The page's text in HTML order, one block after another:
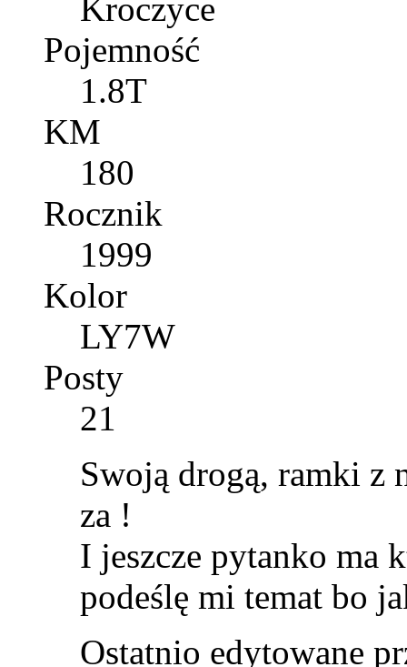
Kroczyce
Pojemność
1.8T
KM
180
Rocznik
1999
Kolor
LY7W
Posty
21
Swoją drogą, ramki z
za !
I jeszcze pytanko ma
podeślę mi temat bo
Ostatnio edytowane